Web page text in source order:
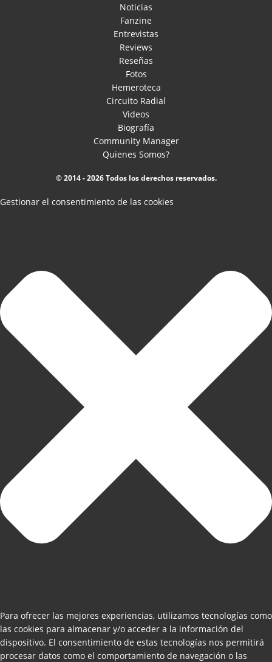
Noticias
Fanzine
Entrevistas
Reviews
Reseñas
Fotos
Hemeroteca
Circuito Radial
Videos
Biografía
Community Manager
Quienes Somos?
© 2014 - 2026 Todos los derechos reservados.
Gestionar el consentimiento de las cookies
Para ofrecer las mejores experiencias, utilizamos tecnologías como
las cookies para almacenar y/o acceder a la información del
dispositivo. El consentimiento de estas tecnologías nos permitirá
procesar datos como el comportamiento de navegación o las